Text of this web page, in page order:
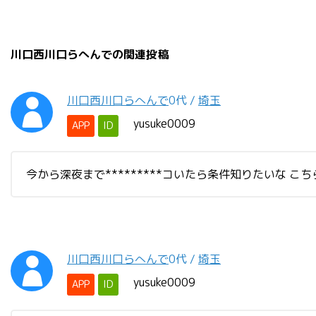
川口西川口らへんでの関連投稿
川口西川口らへんで0代 / 埼玉
APP ID yusuke0009
今から深夜まで*********コいたら条件知りたいな こち
川口西川口らへんで0代 / 埼玉
APP ID yusuke0009